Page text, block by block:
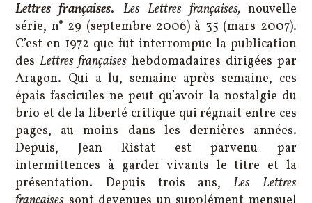
Lettres françaises. Les Lettres françaises, nouvelle
série, n° 29 (septembre 2006) à 35 (mars 2007).
C’est en 1972 que fut interrompue la publication
desLettres françaises hebdomadaires dirigées par
Aragon. Qui a lu, semaine après semaine, ces
épais fascicules ne peut qu’avoir la nostalgie du
brio et de la liberté critique qui régnait entre ces
pages, au moins dans les dernières années.
Depuis, Jean Ristat est parvenu par
intermittences à garder vivants le titre et la
présentation. Depuis trois ans,Les Lettres